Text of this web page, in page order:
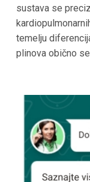
sustava se
temelju
plinova obično